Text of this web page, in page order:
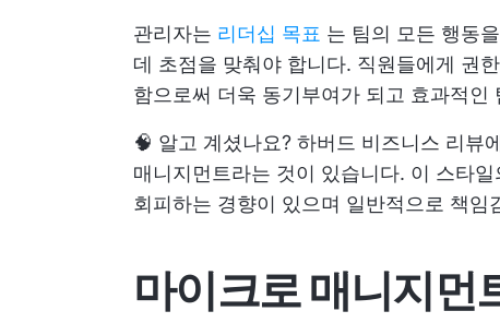
관리자는 리더십 목표 는 팀의 모든 행동
데 초점을 맞춰야 합니다. 직원들에게 권
함으로써 더욱 동기부여가 되고 효과적인
🧠 알고 계셨나요? 하버드 비즈니스 리뷰
매니지먼트라는 것이 있습니다. 이 스타
회피하는 경향이 있으며 일반적으로 책임
마이크로 매니지